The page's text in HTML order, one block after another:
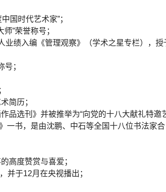
国时代艺术家”；
”荣誉称号；
绩入编《管理观察》（学术之星专栏），授
；
简历；
品选刊》并被推举为“向党的十八大献礼特邀
一书，是由沈鹏、中石等全国十八位书法家合
高度赞赏与喜爱；
并于12月在央视播出；